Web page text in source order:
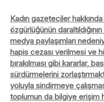
Kadın gazeteciler hakkında
özgürlüğünün
medya paylaşımları
hapis cezası verilmesi ve
bırakılması gibi kararlar,
sürdürmelerini
yoluyla sindirmeye
toplumun da bilgiye erişim